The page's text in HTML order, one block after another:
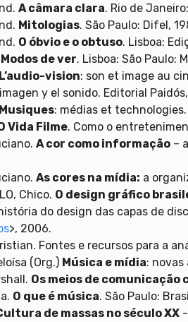
A câmara clara. Rio de
Mitologias. São Paulo: Difel,
O óbvio e o obtuso. Lisboa:
Modos de ver. Lisboa: São Paulo:
L’audio-vision: son et image au
y el sonido. Editorial
Musiques: médias et
Vida Filme. Como o
A cor como informação –
As cores na mídia: a
Chico. O design gráfico
do design das capas de
>, 2006.
Fontes e recursos para a
(Org.) Música e mídia: novas
Os meios de comunicação
O que é música. São Paulo:
de massas no século XX